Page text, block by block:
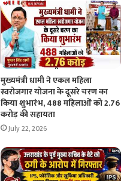
मुख्यमंत्री धामी ने एकल महिला
स्वरोजगार योजना के दूसरे चरण का
किया शुभारंभ, 488 महिलाओं को 2.76
करोड़ की सहायता
July 22, 2026